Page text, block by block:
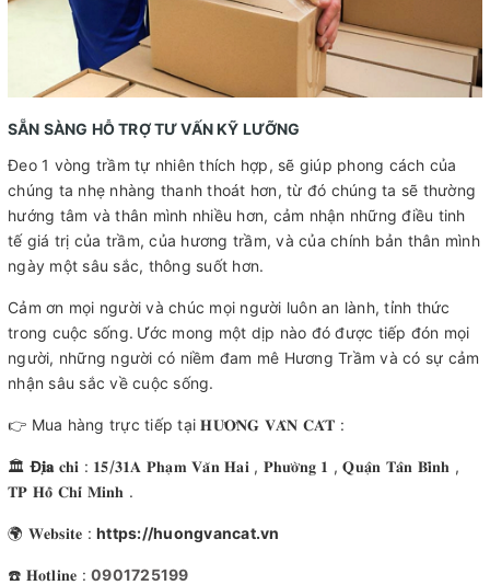
SẴN SÀNG HỖ TRỢ TƯ VẤN KỸ LƯỠNG
Đeo 1 vòng trầm tự nhiên thích hợp, sẽ giúp phong cách của
chúng ta nhẹ nhàng thanh thoát hơn, từ đó chúng ta sẽ thường
hướng tâm và thân mình nhiều hơn, cảm nhận những điều tinh
tế giá trị của trầm, của hương trầm, và của chính bản thân mình
ngày một sâu sắc, thông suốt hơn.
Cảm ơn mọi người và chúc mọi người luôn an lành, tỉnh thức
trong cuộc sống. Ước mong một dịp nào đó được tiếp đón mọi
người, những người có niềm đam mê Hương Trầm và có sự cảm
nhận sâu sắc về cuộc sống.
👉 Mua hàng trực tiếp tại 𝐇𝐔̛𝐎̛𝐍𝐆 𝐕𝐀̂𝐍 𝐂𝐀́𝐓 :
🏛Đ𝐢̣𝐚 𝐜𝐡𝐢̉ : 𝟏𝟓/𝟑𝟏𝐀 𝐏𝐡𝐚̣𝐦 𝐕𝐚̆𝐧 𝐇𝐚𝐢 , 𝐏𝐡𝐮̛𝐨̛̀𝐧𝐠 𝟏 , 𝐐𝐮𝐚̣̂𝐧 𝐓𝐚̂𝐧 𝐁𝐢̀𝐧𝐡 ,
𝐓𝐏 𝐇𝐨̂̀ 𝐂𝐡𝐢́ 𝐌𝐢𝐧𝐡 .
🌍 𝐖𝐞𝐛𝐬𝐢𝐭𝐞 : https://huongvancat.vn
☎️ 𝐇𝐨𝐭𝐥𝐢𝐧𝐞 : 0901725199